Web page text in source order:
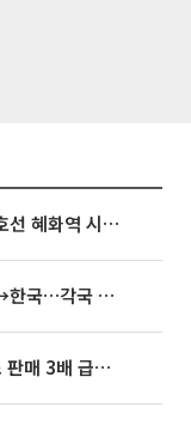
전장연, 오늘(10일) 서울 지하철 4호선 혜화역 시위…1호선 용산역 무정차
태풍 '돌핀' 중국 상륙, '찬홈' 일본→한국…각국 기상청 예상 경로는?
대신證 “알테오젠, 키트루다 큐렉스 판매 3배 급증…목표가 41만원 상향”